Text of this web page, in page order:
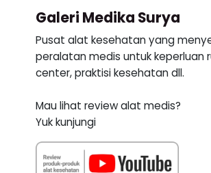
Galeri Medika Surya
Pusat alat kesehatan yang
peralatan medis untuk keperluan
center, praktisi kesehatan dll.
Mau lihat review alat medis?
Yuk kunjungi